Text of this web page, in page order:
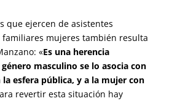
que ejercen de asistentes
familiares mujeres también resulta
«Es una herencia
masculino se lo asocia con
esfera pública, y a la mujer con
revertir esta situación hay